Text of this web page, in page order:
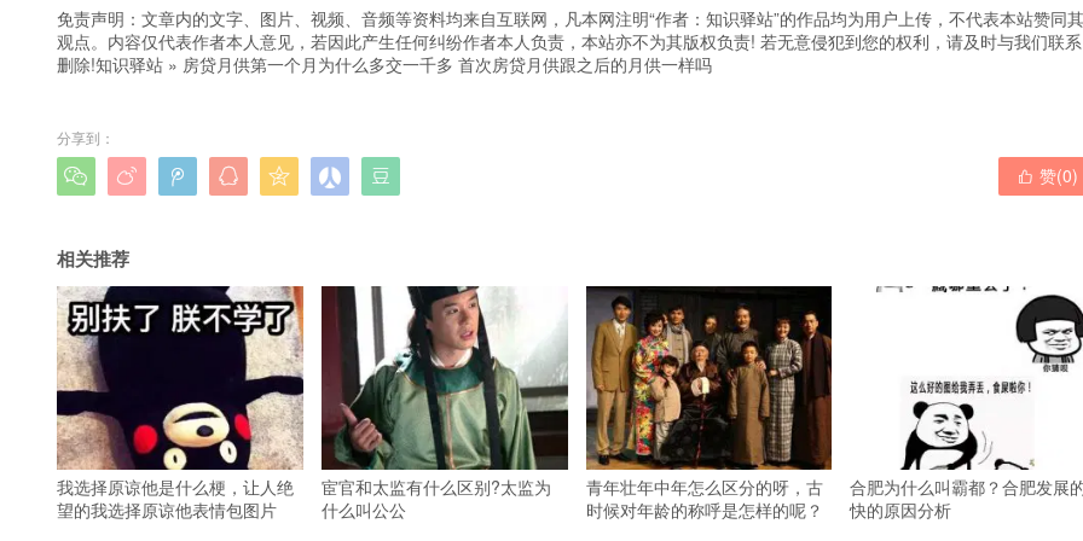
免责声明：文章内的文字、图片、视频、音频等资料均来自互联网，凡本网注明“作者：知识驿站”的作品均为用户上传，不代表本站赞同其
观点。内容仅代表作者本人意见，若因此产生任何纠纷作者本人负责，本站亦不为其版权负责! 若无意侵犯到您的权利，请及时与我们联系
删除!知识驿站 » 房贷月供第一个月为什么多交一千多 首次房贷月供跟之后的月供一样吗
分享到：
        赞(0)
相关推荐
我选择原谅他是什么梗，让人绝
望的我选择原谅他表情包图片
宦官和太监有什么区别?太监为
什么叫公公
青年壮年中年怎么区分的呀，古
时候对年龄的称呼是怎样的呢？
合肥为什么叫霸都？合肥发展
快的原因分析